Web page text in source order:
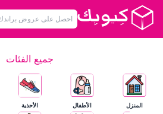
جميع الفئات
المنزل الأطفال الأحذية